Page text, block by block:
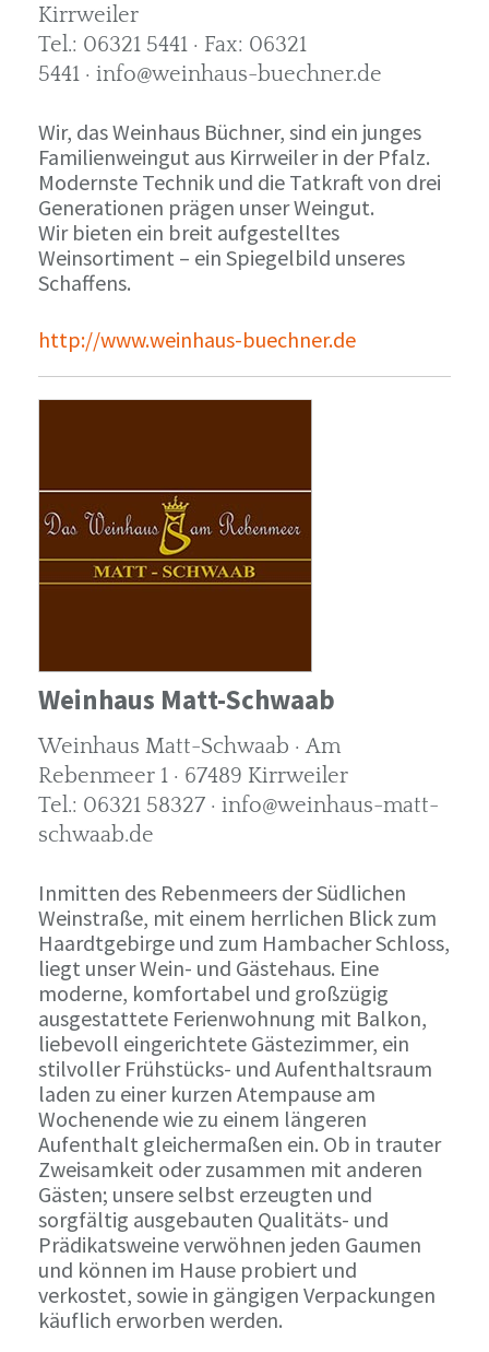
Kirrweiler
Tel.: 06321 5441 · Fax: 06321
5441 · info@weinhaus-buechner.de
Wir, das Weinhaus Büchner, sind ein junges
Familienweingut aus Kirrweiler in der Pfalz.
Modernste Technik und die Tatkraft von drei
Generationen prägen unser Weingut.
Wir bieten ein breit aufgestelltes
Weinsortiment – ein Spiegelbild unseres
Schaffens.
http://www.weinhaus-buechner.de
Weinhaus Matt-Schwaab
Weinhaus Matt-Schwaab · Am
Rebenmeer 1 · 67489 Kirrweiler
Tel.: 06321 58327 · info@weinhaus-matt-
schwaab.de
Inmitten des Rebenmeers der Südlichen
Weinstraße, mit einem herrlichen Blick zum
Haardtgebirge und zum Hambacher Schloss,
liegt unser Wein- und Gästehaus. Eine
moderne, komfortabel und großzügig
ausgestattete Ferienwohnung mit Balkon,
liebevoll eingerichtete Gästezimmer, ein
stilvoller Frühstücks- und Aufenthaltsraum
laden zu einer kurzen Atempause am
Wochenende wie zu einem längeren
Aufenthalt gleichermaßen ein. Ob in trauter
Zweisamkeit oder zusammen mit anderen
Gästen; unsere selbst erzeugten und
sorgfältig ausgebauten Qualitäts- und
Prädikatsweine verwöhnen jeden Gaumen
und können im Hause probiert und
verkostet, sowie in gängigen Verpackungen
käuflich erworben werden.